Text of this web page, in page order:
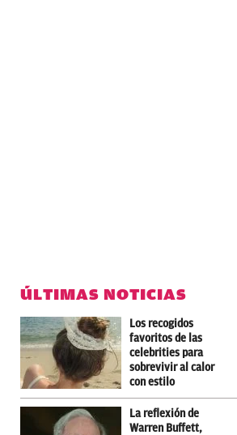
ÚLTIMAS NOTICIAS
Los recogidos
favoritos de las
celebrities para
sobrevivir al calor
con estilo
La reflexión de
Warren Buffett,